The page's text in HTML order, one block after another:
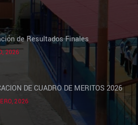
de Resultados Finales
2026
DE CUADRO DE MERITOS 2026
2026